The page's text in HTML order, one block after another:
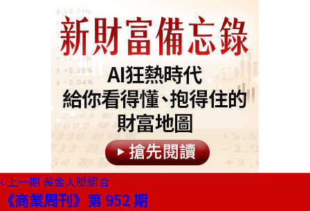
上一期 黃金人脈組合
《商業周刊》第 952 期